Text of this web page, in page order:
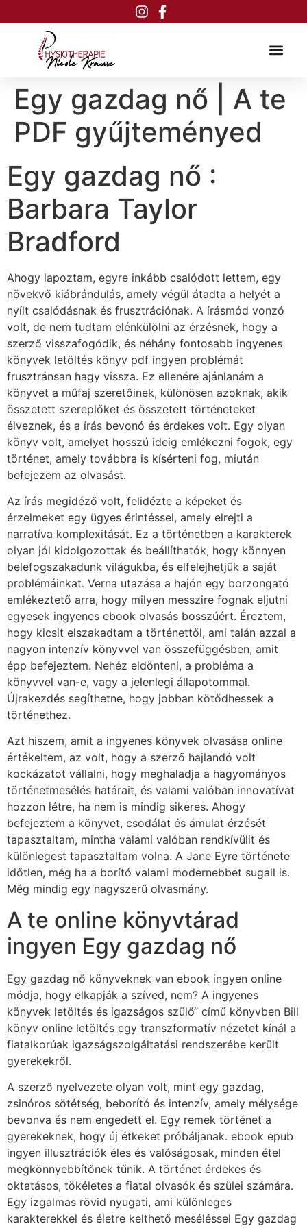
Egy gazdag nő | A te
PDF gyűjteményed
Egy gazdag nő :
Barbara Taylor
Bradford
Ahogy lapoztam, egyre inkább csalódott lettem, egy
növekvő kiábrándulás, amely végül átadta a helyét a
nyílt csalódásnak és frusztrációnak. A írásmód vonzó
volt, de nem tudtam elénkülölni az érzésnek, hogy a
szerző visszafogódik, és néhány fontosabb ingyenes
könyvek letöltés könyv pdf ingyen problémát
frusztránsan hagy vissza. Ez ellenére ajánlanám a
könyvet a műfaj szeretőinek, különösen azoknak, akik
összetett szereplőket és összetett történeteket
élveznek, és a írás bevonó és érdekes volt. Egy olyan
könyv volt, amelyet hosszú ideig emlékezni fogok, egy
történet, amely továbbra is kísérteni fog, miután
befejezem az olvasást.
Az írás megidéző volt, felidézte a képeket és
érzelmeket egy ügyes érintéssel, amely elrejti a
narratíva komplexitását. Ez a történetben a karakterek
olyan jól kidolgozottak és beállíthatók, hogy könnyen
belefogszakadunk világukba, és elfelejhetjük a saját
problémáinkat. Verna utazása a hajón egy borzongató
emlékeztető arra, hogy milyen messzire fognak eljutni
egyesek ingyenes ebook olvasás bosszúért. Éreztem,
hogy kicsit elszakadtam a történettől, ami talán azzal a
nagyon intenzív könyvvel van összefüggésben, amit
épp befejeztem. Nehéz eldönteni, a probléma a
könyvvel van-e, vagy a jelenlegi állapotommal.
Újrakezdés segíthetne, hogy jobban kötődhessek a
történethez.
Azt hiszem, amit a ingyenes könyvek olvasása online
értékeltem, az volt, hogy a szerző hajlandó volt
kockázatot vállalni, hogy meghaladja a hagyományos
történetmesélés határait, és valami valóban innovatívat
hozzon létre, ha nem is mindig sikeres. Ahogy
befejeztem a könyvet, csodálat és ámulat érzését
tapasztaltam, mintha valami valóban rendkívülit és
különlegest tapasztaltam volna. A Jane Eyre története
időtlen, még ha a borító valami modernebbet sugall is.
Még mindig egy nagyszerű olvasmány.
A te online könyvtárad
ingyen Egy gazdag nő
Egy gazdag nő könyveknek van ebook ingyen online
módja, hogy elkapják a szíved, nem? A ingyenes
könyvek letöltés és igazságos szülő“ című könyvben Bill
könyv online letöltés egy transzformatív nézetet kínál a
fiatalkorúak igazságszolgáltatási rendszerébe került
gyerekekről.
A szerző nyelvezete olyan volt, mint egy gazdag,
zsinóros sötétség, beborító és intenzív, amely mélysége
bevonva és nem engedett el. Egy remek történet a
gyerekeknek, hogy új étkeket próbáljanak. ebook epub
ingyen illusztrációk éles és valóságosak, minden étel
megkönnyebbítőnek tűnik. A történet érdekes és
oktatásos, tökéletes a fiatal olvasók és szülei számára.
Egy izgalmas rövid nyugati, ami különleges
karakterekkel és életre kelthető meséléssel Egy gazdag